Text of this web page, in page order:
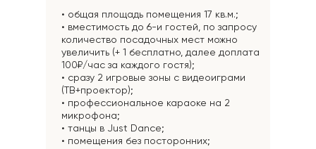
• общая площадь помещения 17 кв.м.;
• вместимость до 6-и гостей, по запросу
количество посадочных мест можно
увеличить (+ 1 бесплатно, далее доплата
100₽/час за каждого гостя);
• сразу 2 игровые зоны с видеоиграми
(ТВ+проектор);
• профессиональное караоке на 2
микрофона;
• танцы в Just Dance;
• помещения без посторонних;